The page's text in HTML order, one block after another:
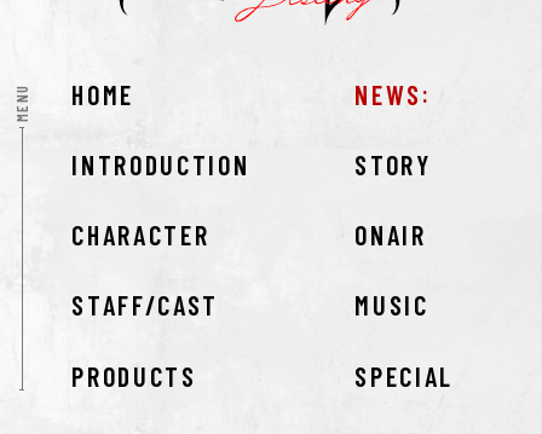
MENU HOME NEWS
INTRODUCTION STORY
CHARACTER ONAIR
STAFF/CAST MUSIC
PRODUCTS SPECIAL